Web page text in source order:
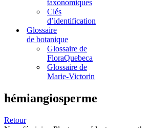
taxonomiques
Clés
d’identification
Glossaire
de botanique
Glossaire de
FloraQuebeca
Glossaire de
Marie-Victorin
hémiangiosperme
Retour